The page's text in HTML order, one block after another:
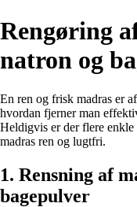
Rengøring
natron og
En ren og frisk madras er
hvordan fjerner man
Heldigvis er der flere
madras ren og lugtfri.
1. Rensning af
bagepulver